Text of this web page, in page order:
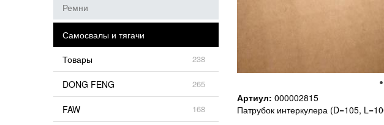
Артиул: 000002815
Патрубок интеркулера (D=105,
Ремни
Самосвалы и тягачи
Товары
238
DONG FENG 265
FAW 168